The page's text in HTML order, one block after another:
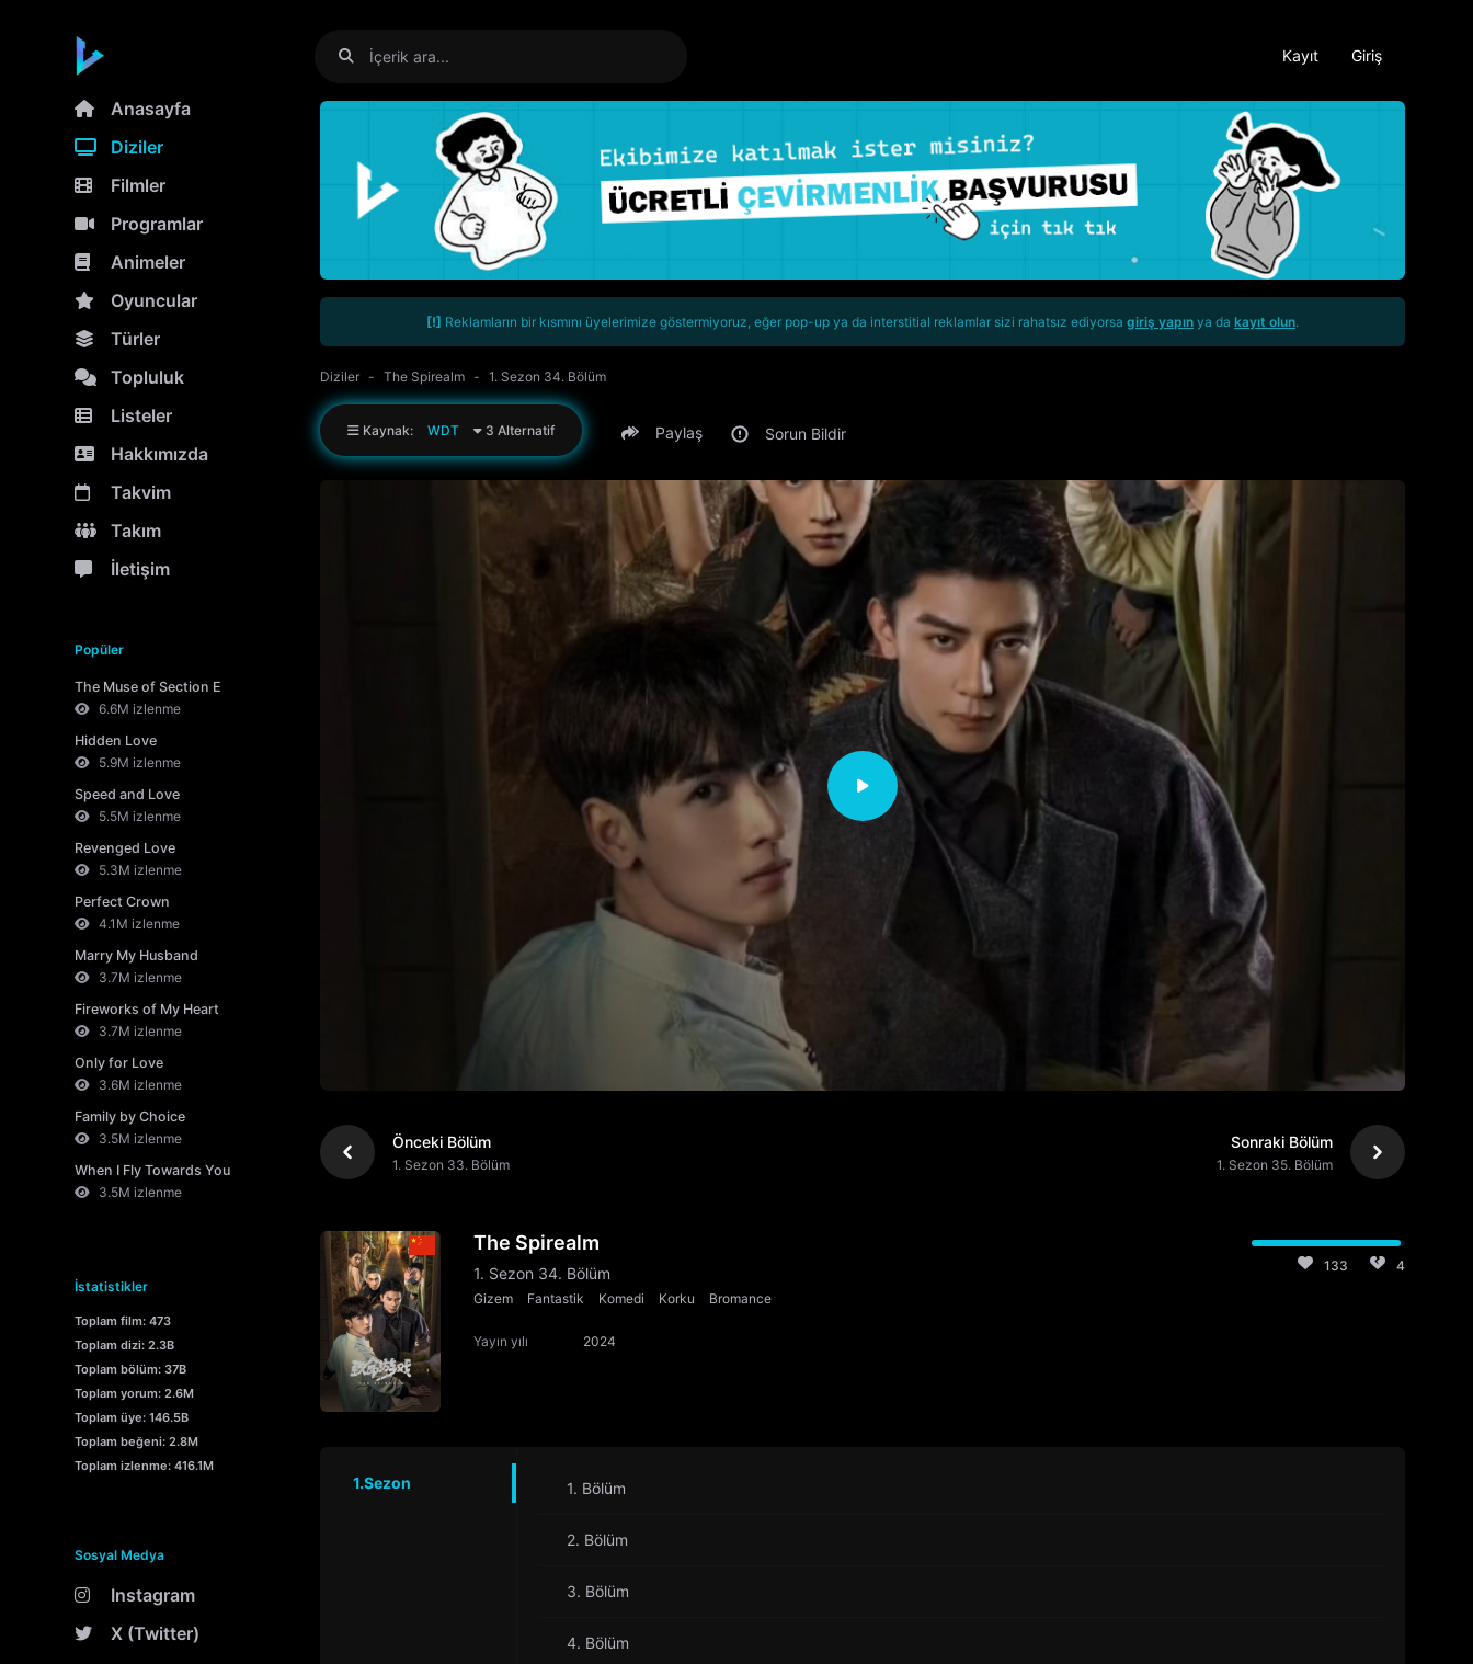
Kayıt Giriş
Anasayfa
Diziler
Filmler
Programlar
Animeler
Oyuncular
Türler
Topluluk
Listeler
Hakkımızda
Takvim
Takım
İletişim
Popüler
The Muse of Section E
6.6M izlenme
Hidden Love
5.9M izlenme
Speed and Love
5.5M izlenme
Revenged Love
5.3M izlenme
Perfect Crown
4.1M izlenme
Marry My Husband
3.7M izlenme
Fireworks of My Heart
3.7M izlenme
Only for Love
3.6M izlenme
Family by Choice
3.5M izlenme
When I Fly Towards You
3.5M izlenme
İstatistikler
Toplam film: 473
Toplam dizi: 2.3B
Toplam bölüm: 37B
Toplam yorum: 2.6M
Toplam üye: 146.5B
Toplam beğeni: 2.8M
Toplam izlenme: 416.1M
Sosyal Medya
Instagram
X (Twitter)
[!] Reklamların bir kısmını üyelerimize göstermiyoruz, eğer pop-up ya da interstitial reklamlar sizi rahatsız ediyorsa giriş yapın ya da kayıt olun.
Diziler The Spirealm 1. Sezon 34. Bölüm
Kaynak: WDT 3 Alternatif Paylaş Sorun Bildir
Önceki Bölüm
1. Sezon 33. Bölüm
Sonraki Bölüm
1. Sezon 35. Bölüm
The Spirealm
1. Sezon 34. Bölüm
Gizem Fantastik Komedi Korku Bromance
Yayın yılı 2024
133 4
1.Sezon 1. Bölüm
2. Bölüm
3. Bölüm
4. Bölüm